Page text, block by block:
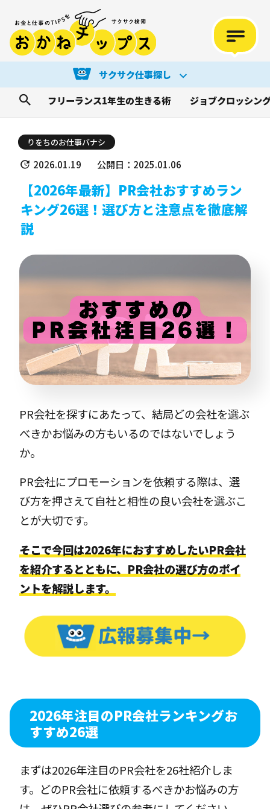
サクサク仕事探し
フリーランス1年生の生きる術
ジョブクロッシン
りをちのお仕事バナシ
2026.01.19 公開日：2025.01.06
【2026年最新】PR会社おすすめラン
キング26選！選び方と注意点を徹底解
説
PR会社を探すにあたって、結局どの会社を選ぶ
べきかお悩みの方もいるのではないでしょう
か。
PR会社にプロモーションを依頼する際は、選
び方を押さえて自社と相性の良い会社を選ぶこ
とが大切です。
そこで今回は2026年におすすめしたいPR会社
を紹介するとともに、PR会社の選び方のポイ
ントを解説します。
2026年注目のPR会社ランキングお
すすめ26選
まずは2026年注目のPR会社を26社紹介しま
す。どのPR会社に依頼するべきかお悩みの方